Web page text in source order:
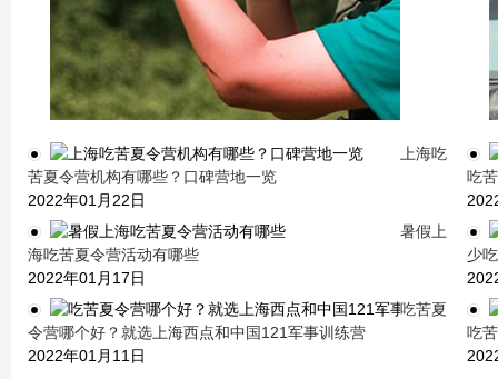
上海吃
苦夏令营机构有哪些？口碑营地一览
2022年01月22日
吃
暑假上
海吃苦夏令营活动有哪些
2022年01月17日
少
吃苦夏
令营哪个好？就选上海西点和中国121军事训练营
2022年01月11日
吃